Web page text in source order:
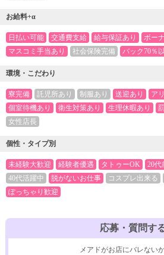
お給料+α
日払い可能 交通費支給 給与保証あり ボー
マスコミ手当あり
社会保険完備 バック70％
環境・こだわり
寮完備 託児所あり 制服あり 送迎あり
ア
個室待機あり
衛生対策あり 生理休暇あり
女性店長
個性・タイプ別
未経験大歓迎 経験者優遇 タトゥーOK 20代
40代活躍中
脱がないお仕事 コスプレ出来る
ぽっちゃり歓迎
応募・質問す
メアドがお店にバレない